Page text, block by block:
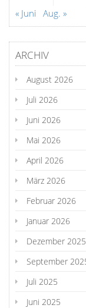
« Juni Aug. »
ARCHIV
August 2026
Juli 2026
Juni 2026
Mai 2026
April 2026
März 2026
Februar 2026
Januar 2026
Dezember 2025
September
Juli 2025
Juni 2025